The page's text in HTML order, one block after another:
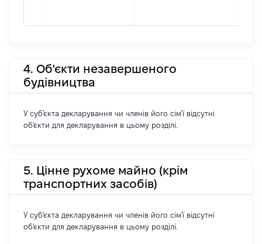
4. Об'єкти незавершеного
будівництва
У суб'єкта декларування чи членів його сім'ї відсутні
об'єкти для декларування в цьому розділі.
5. Цінне рухоме майно (крім
транспортних засобів)
У суб'єкта декларування чи членів його сім'ї відсутні
об'єкти для декларування в цьому розділі.